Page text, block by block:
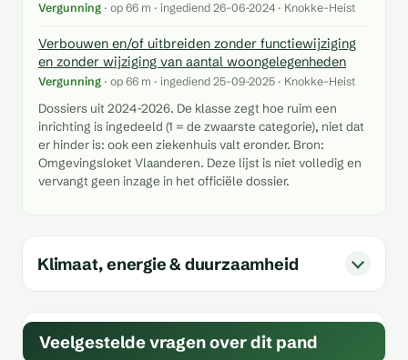
Vergunning · op 66 m · ingediend 26-06-2024 · Knokke-Heist
Verbouwen en/of uitbreiden zonder functiewijziging
en zonder wijziging van aantal woongelegenheden
Vergunning · op 66 m · ingediend 25-09-2025 · Knokke-Heist
Dossiers uit 2024-2026. De klasse zegt hoe ruim een
inrichting is ingedeeld (1 = de zwaarste categorie), niet dat
er hinder is: ook een ziekenhuis valt eronder. Bron:
Omgevingsloket Vlaanderen. Deze lijst is niet volledig en
vervangt geen inzage in het officiële dossier.
Klimaat, energie & duurzaamheid
Veelgestelde vragen over dit pand